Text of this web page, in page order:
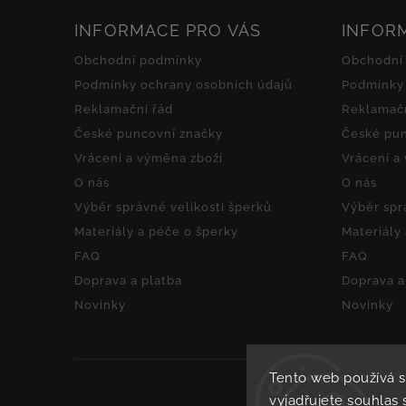
Tento web používá
vyjadřujete souhlas
INFORMACE PRO VÁS
Obchodní podmínky
Podmínky ochrany osobních údajů
Reklamační řád
České puncovní značky
Vrácení a výměna zboží
O nás
Výběr správné velikosti šperků
Materiály a péče o šperky
FAQ
Doprava a platba
Novinky
České
Vrácení a
O nás
Výběr
Materiály
FAQ
Doprava
Novinky